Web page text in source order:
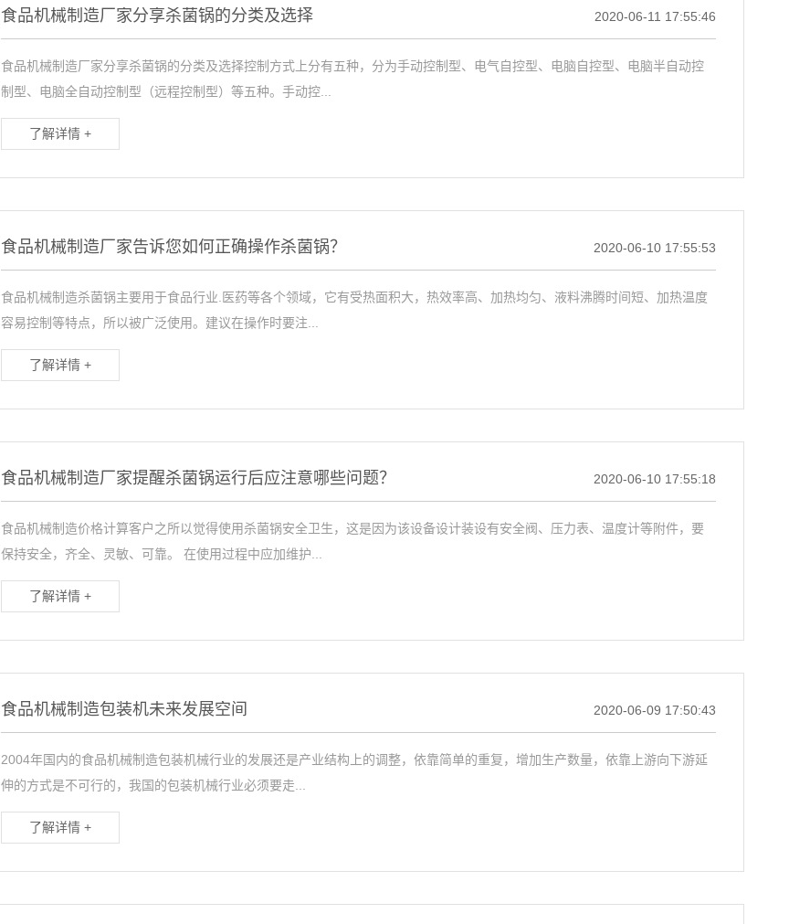
食品机械制造厂家分享杀菌锅的分类及选择 2020-06-11 17:55:46
食品机械制造厂家分享杀菌锅的分类及选择控制方式上分有五种，分为手动控制型、电气自控型、电脑自控型、电脑半自动控
制型、电脑全自动控制型（远程控制型）等五种。手动控...
了解详情 +
食品机械制造厂家告诉您如何正确操作杀菌锅？ 2020-06-10 17:55:53
食品机械制造杀菌锅主要用于食品行业.医药等各个领域，它有受热面积大，热效率高、加热均匀、液料沸腾时间短、加热温度
容易控制等特点，所以被广泛使用。建议在操作时要注...
了解详情 +
食品机械制造厂家提醒杀菌锅运行后应注意哪些问题？ 2020-06-10 17:55:18
食品机械制造价格计算客户之所以觉得使用杀菌锅安全卫生，这是因为该设备设计装设有安全阀、压力表、温度计等附件，要
保持安全，齐全、灵敏、可靠。 在使用过程中应加维护...
了解详情 +
食品机械制造包装机未来发展空间 2020-06-09 17:50:43
2004年国内的食品机械制造包装机械行业的发展还是产业结构上的调整，依靠简单的重复，增加生产数量，依靠上游向下游延
伸的方式是不可行的，我国的包装机械行业必须要走...
了解详情 +